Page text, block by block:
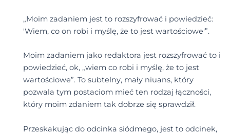
„Moim zadaniem jest to rozszyfrować i powiedzieć:
'Wiem, co on robi i myślę, że to jest wartościowe'”.
Moim zadaniem jako redaktora jest rozszyfrować to i
powiedzieć, ok, „wiem co robi i myślę, że to jest
wartościowe”. To subtelny, mały niuans, który
pozwala tym postaciom mieć ten rodzaj łączności,
który moim zdaniem tak dobrze się sprawdził.
Przeskakując do odcinka siódmego, jest to odcinek,